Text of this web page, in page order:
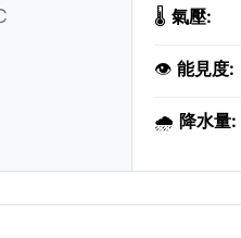
🌡️ 氣壓:
👁️ 能見度:
🌧️ 降水量: